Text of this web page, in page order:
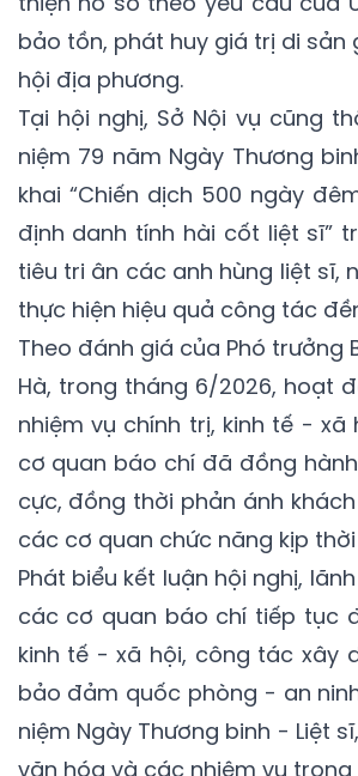
bảo tồn, phát huy giá trị di sản
hội địa phương.
Tại hội nghị, Sở Nội vụ cũng
niệm 79 năm Ngày Thương
khai “Chiến dịch 500 ngày
định danh tính hài cốt liệt sĩ”
tiêu tri ân các anh hùng liệt
thực hiện hiệu quả công tác
Theo đánh giá của Phó trưởng
Hà, trong tháng 6/2026, hoạt
nhiệm vụ chính trị, kinh tế -
cơ quan báo chí đã đồng
cực, đồng thời phản ánh
các cơ quan chức năng kịp thời
Phát biểu kết luận hội nghị,
các cơ quan báo chí tiếp tục
kinh tế - xã hội, công tác xây
bảo đảm quốc phòng - an
niệm Ngày Thương binh - Liệt
văn hóa và các nhiệm vụ